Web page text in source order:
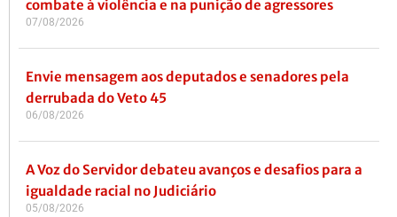
combate à violência e na punição de agressores
07/08/2026
Envie mensagem aos deputados e senadores pela
derrubada do Veto 45
06/08/2026
A Voz do Servidor debateu avanços e desafios para a
igualdade racial no Judiciário
05/08/2026